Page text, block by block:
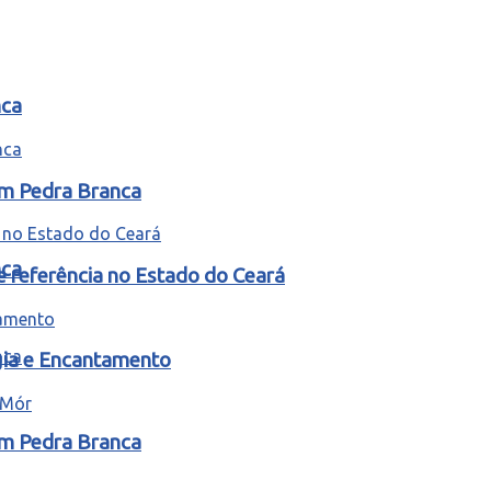
Pedra Branca
Pedra Branca
referência no Estado do Ceará
e Encantamento